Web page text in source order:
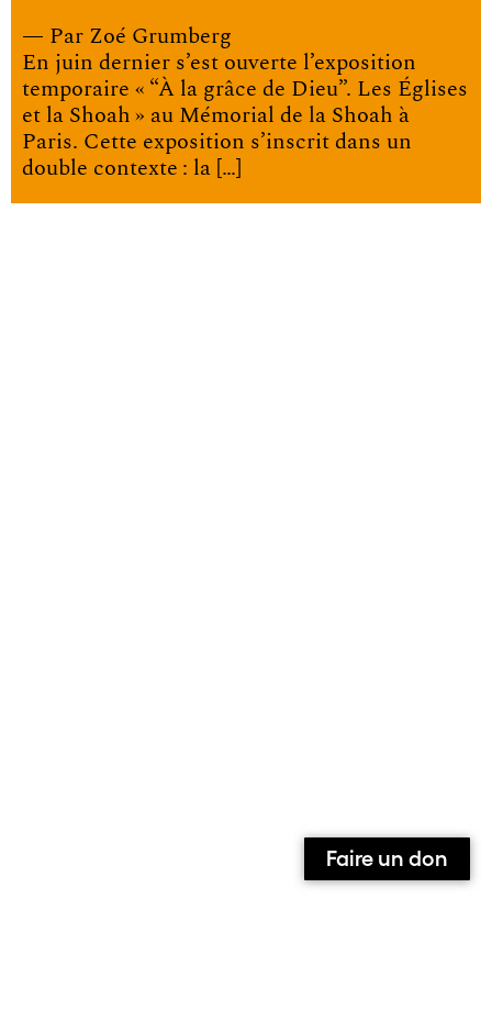
— Par Zoé Grumberg
En juin dernier s’est ouverte l’exposition
temporaire « “À la grâce de Dieu”. Les Églises
et la Shoah » au Mémorial de la Shoah à
Paris. Cette exposition s’inscrit dans un
double contexte : la […]
Faire un don